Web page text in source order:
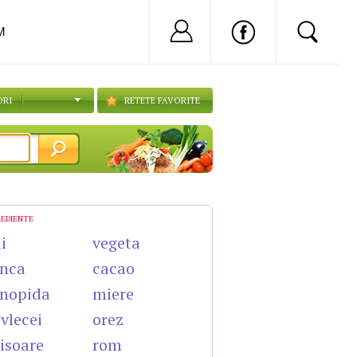
RETETE FAVORITE
vegeta
cacao
miere
orez
rom
Nu ai cont?